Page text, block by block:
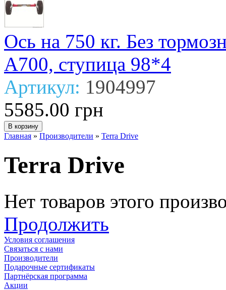
Ось на 750 кг. Без
А700, ступица 98*4
Артикул: 1904997
5585.00 грн
Главная » Производители » Terra Drive
Terra Drive
Нет товаров этого
Продолжить
Условия соглашения
Связаться с нами
Производители
Подарочные сертификаты
Партнёрская программа
Акции